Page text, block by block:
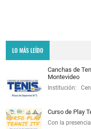
LO MÁS LEÍDO
Canchas de
Montevideo
Institución:
Curso de Play
Con la